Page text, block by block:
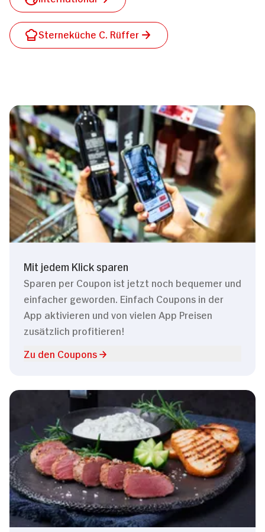
Sterneküche C. Rüffer
Mit jedem Klick sparen
Sparen per Coupon ist jetzt noch bequemer und
einfacher geworden. Einfach Coupons in der
App aktivieren und von vielen App Preisen
zusätzlich profitieren!
Zu den Coupons